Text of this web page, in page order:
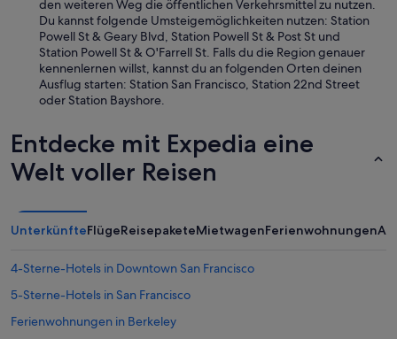
den weiteren Weg die öffentlichen Verkehrsmittel zu nutzen.
Du kannst folgende Umsteigemöglichkeiten nutzen: Station
Powell St & Geary Blvd, Station Powell St & Post St und
Station Powell St & O'Farrell St. Falls du die Region genauer
kennenlernen willst, kannst du an folgenden Orten deinen
Ausflug starten: Station San Francisco, Station 22nd Street
oder Station Bayshore.
Entdecke mit Expedia eine
Welt voller Reisen
UnterkünfteFlügeReisepaketeMietwagenFerienwohnungen
4-Sterne-Hotels in Downtown San Francisco
5-Sterne-Hotels in San Francisco
Ferienwohnungen in Berkeley